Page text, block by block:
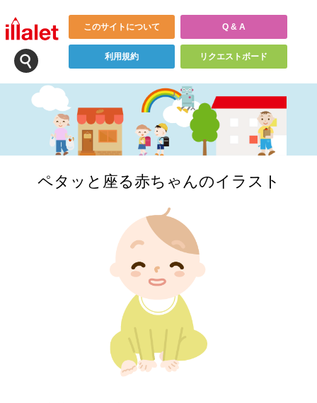
このサイトについて Q & A
利用規約 リクエストボード
ペタッと座る赤ちゃんのイラスト